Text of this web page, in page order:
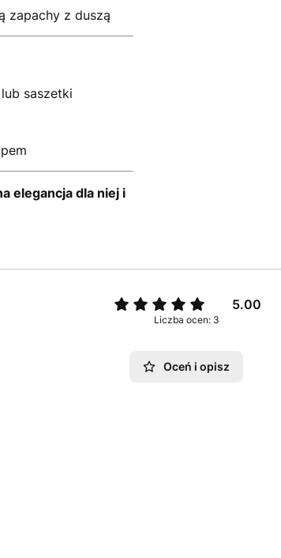
zapachy z duszą
saszetki
elegancja dla niej i
5.00
Liczba ocen: 3
Oceń i opisz